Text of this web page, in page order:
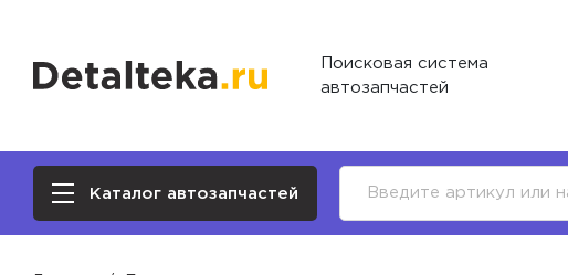
Поисковая система
автозапчастей
Каталог автозапчастей